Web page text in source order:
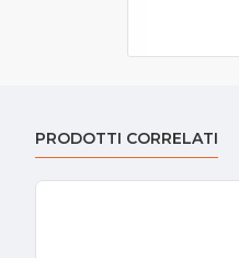
PRODOTTI CORRELATI